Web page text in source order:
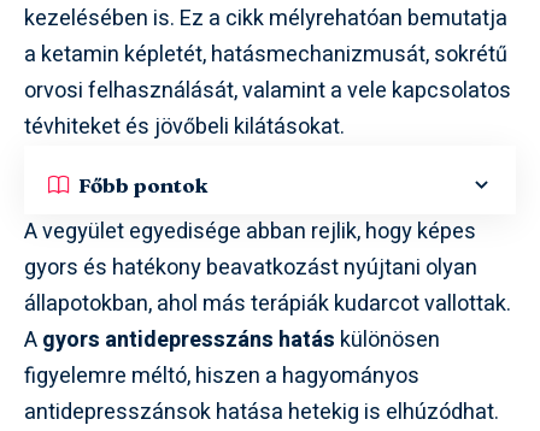
kezelésében is. Ez a cikk mélyrehatóan bemutatja
a ketamin képletét, hatásmechanizmusát, sokrétű
orvosi felhasználását, valamint a vele kapcsolatos
tévhiteket és jövőbeli kilátásokat.
Főbb pontok
A vegyület egyedisége abban rejlik, hogy képes
gyors és hatékony beavatkozást nyújtani olyan
állapotokban, ahol más terápiák kudarcot vallottak.
Agyors antidepresszáns hatás különösen
figyelemre méltó, hiszen a hagyományos
antidepresszánsok hatása hetekig is elhúzódhat.